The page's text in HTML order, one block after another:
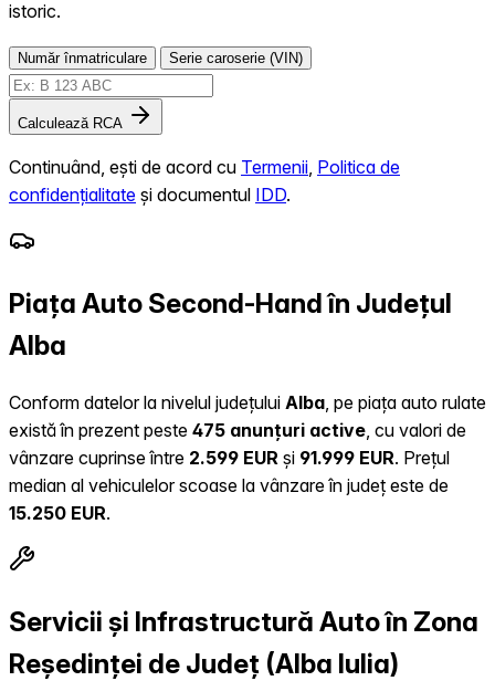
istoric.
Număr înmatriculare Serie caroserie (VIN)
Calculează RCA
Continuând, ești de acord cu Termenii Politica de
confidențialitate și documentul IDD.
Piața Auto Second-Hand în Județul
Alba
Conform datelor la nivelul județului Alba , pe piața auto rulate
există în prezent peste 475 anunțuri active , cu valori de
vânzare cuprinse între 2.599 EUR și 91.999 EUR. Prețul
median al vehiculelor scoase la vânzare în județ este de
15.250 EUR.
Servicii și Infrastructură Auto în Zona
Reședinței de Județ (Alba Iulia)